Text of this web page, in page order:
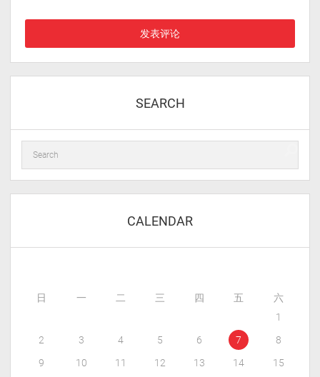
SEARCH
CALENDAR
日 一 二 三 四 五
六
1
2
3 4 5 6 7
8
9
10 11 12 13 14 15